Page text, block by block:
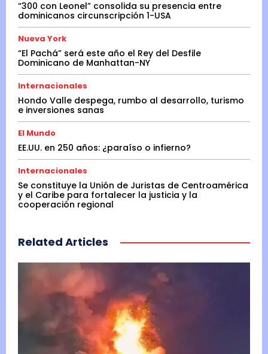
“300 con Leonel” consolida su presencia entre
dominicanos circunscripción 1-USA
Nueva York
“El Pachá” será este año el Rey del Desfile
Dominicano de Manhattan-NY
Internacionales
Hondo Valle despega, rumbo al desarrollo, turismo
e inversiones sanas
El Mundo
EE.UU. en 250 años: ¿paraíso o infierno?
Internacionales
Se constituye la Unión de Juristas de Centroamérica
y el Caribe para fortalecer la justicia y la
cooperación regional
Related Articles